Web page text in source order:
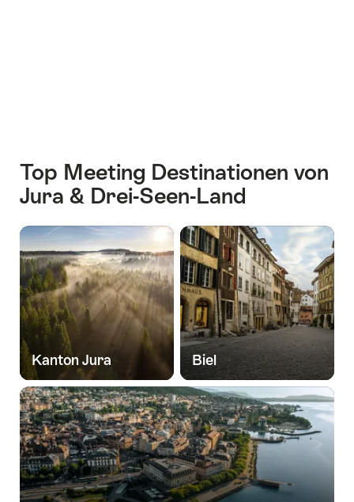
Top Meeting Destinationen von
Jura & Drei-Seen-Land
Kanton Jura Biel